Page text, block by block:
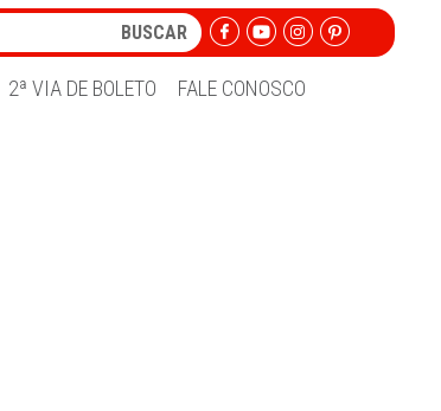
2ª VIA DE BOLETO FALE CONOSCO